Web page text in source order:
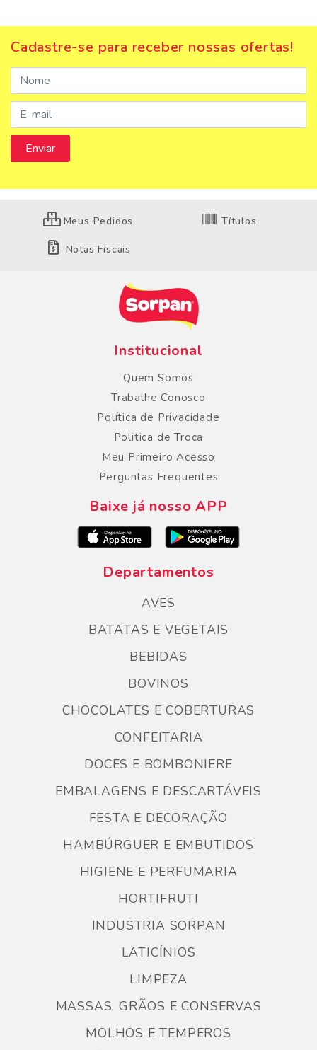
Cadastre-se para receber nossas ofertas!
Meus Pedidos Títulos
Notas Fiscais
Institucional
Quem Somos
Trabalhe Conosco
Política de Privacidade
Politica de Troca
Meu Primeiro Acesso
Perguntas Frequentes
Baixe já nosso APP
Departamentos
AVES
BATATAS E VEGETAIS
BEBIDAS
BOVINOS
CHOCOLATES E COBERTURAS
CONFEITARIA
DOCES E BOMBONIERE
EMBALAGENS E DESCARTÁVEIS
FESTA E DECORAÇÃO
HAMBÚRGUER E EMBUTIDOS
HIGIENE E PERFUMARIA
HORTIFRUTI
INDUSTRIA SORPAN
LATICÍNIOS
LIMPEZA
MASSAS, GRÃOS E CONSERVAS
MOLHOS E TEMPEROS